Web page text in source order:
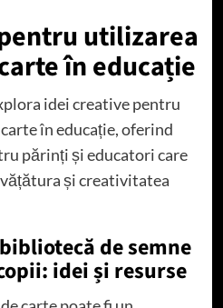
utilizarea
în educație
idei creative pentru
în educație, oferind
părinți și educatori care
și creativitatea
de semne
idei și resurse